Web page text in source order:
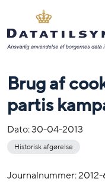
Brug af
partis
Dato:30-04-2013
Historisk afgørelse
Journalnummer: